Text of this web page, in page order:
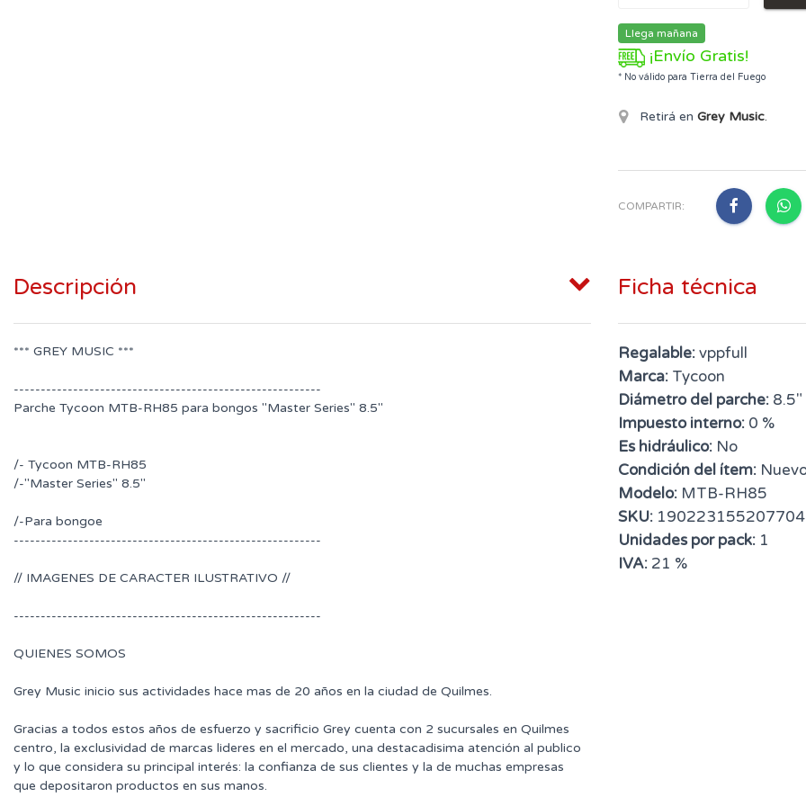
Llega mañana
¡Envío Gratis!
* No válido para Tierra del Fuego
Retirá en Grey Music.
COMPARTIR:
Descripción
*** GREY MUSIC ***
---------------------------------------------------------
Parche Tycoon MTB-RH85 para bongos "Master Series" 8.5"
/- Tycoon MTB-RH85
/-"Master Series" 8.5"
/-Para bongoe
---------------------------------------------------------
// IMAGENES DE CARACTER ILUSTRATIVO //
---------------------------------------------------------
QUIENES SOMOS
Grey Music inicio sus actividades hace mas de 20 años en la ciudad de Quilmes.
Gracias a todos estos años de esfuerzo y sacrificio Grey cuenta con 2 sucursales en Quilmes
centro, la exclusividad de marcas lideres en el mercado, una destacadisima atención al publico
y lo que considera su principal interés: la confianza de sus clientes y la de muchas empresas
que depositaron productos en sus manos.
Ficha técnica
Regalable:vppfull
Marca: Tycoon
Diámetro del parche: 8.5"
Impuesto interno: 0 %
Es hidráulico: No
Condición del ítem:
Modelo: MTB-RH85
SKU:
Unidades por pack: 1
IVA: 21 %